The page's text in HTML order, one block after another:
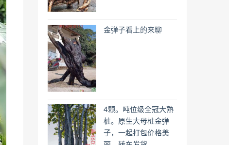
金弹子看上的来聊
4颗。吨位级全冠大熟
桩。原生大母桩金弹
子，一起打包价格美